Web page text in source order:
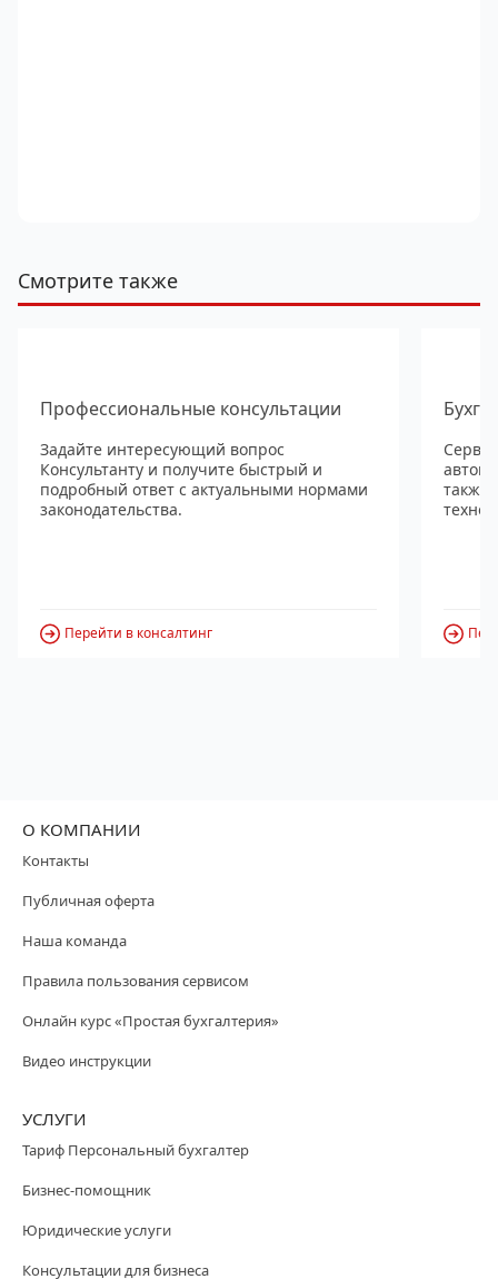
Смотрите также
Профессиональные консультации
Задайте интересующий вопрос
Консультанту и получите быстрый и
подробный ответ с актуальными нормами
законодательства.
Перейти в консалтинг
также
О КОМПАНИИ
Контакты
Публичная оферта
Наша команда
Правила пользования сервисом
Онлайн курс «Простая бухгалтерия»
Видео инструкции
УСЛУГИ
Тариф Персональный бухгалтер
Бизнес-помощник
Юридические услуги
Консультации для бизнеса